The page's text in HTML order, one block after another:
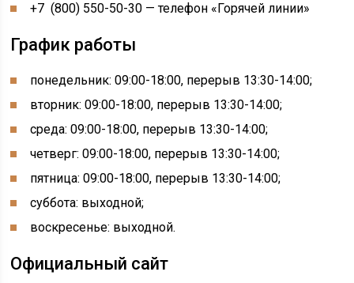
+7 (800) 550-50-30 — телефон «Горячей линии»
График работы
понедельник: 09:00-18:00, перерыв 13:30-14:00;
вторник: 09:00-18:00, перерыв 13:30-14:00;
среда: 09:00-18:00, перерыв 13:30-14:00;
четверг: 09:00-18:00, перерыв 13:30-14:00;
пятница: 09:00-18:00, перерыв 13:30-14:00;
суббота: выходной;
воскресенье: выходной.
Официальный сайт